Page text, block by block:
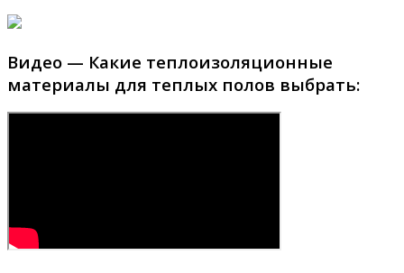
Видео — Какие теплоизоляционные
материалы для теплых полов выбрать: